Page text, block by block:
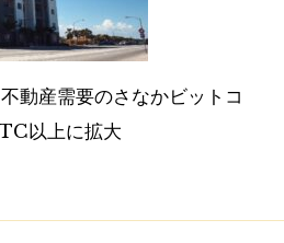
産需要のさなかビットコ
以上に拡大